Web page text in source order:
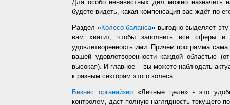
Для особо ненавистных дел можно назначить
будете видеть, какая компенсация вас ждёт по
Раздел «Колесо баланса» выгодно выделяет
вам хватит, чтобы заполнить все сферы и
удовлетворенность ими. Причём программа
вашей удовлетворенности каждой областью
высокая). И главное – вы можете наблюдать
к разным секторам этого колеса.
Бизнес органайзер «Личные цели» - это
контролем, даст полную наглядность текущего